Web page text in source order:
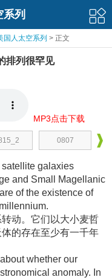
列
国人太空系列 > 正文
排列很罕见
MP3点击下载
0807
galaxies
and Small Magellanic
of the existence of
动。它们以大小麦哲
的存在至少有一千年
whether our
anomaly. In